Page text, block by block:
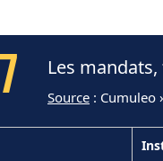
Les
Source : Cumuleo